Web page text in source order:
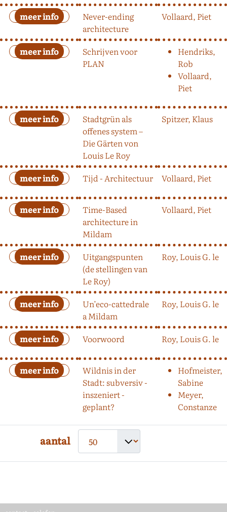
aantal
Never-ending
architecture
Vollaard, Piet
Schrijven voor
PLAN
Hendriks,
Rob
Vollaard,
Piet
Stadtgrün als
offenes system –
Die Gärten von
Louis Le Roy
Spitzer, Klaus
Tijd - Architectuur Vollaard, Piet
Time-Based
architecture in
Mildam
Vollaard, Piet
Uitgangspunten
(de stellingen van
Le Roy)
Roy, Louis G. le
Un’eco-cattedrale
a Mildam
Roy, Louis G. le
Voorwoord Roy, Louis G. le
Wildnis in der
Stadt: subversiv -
inszeniert -
geplant?
Hofmeister,
Sabine
Meyer,
Constanze